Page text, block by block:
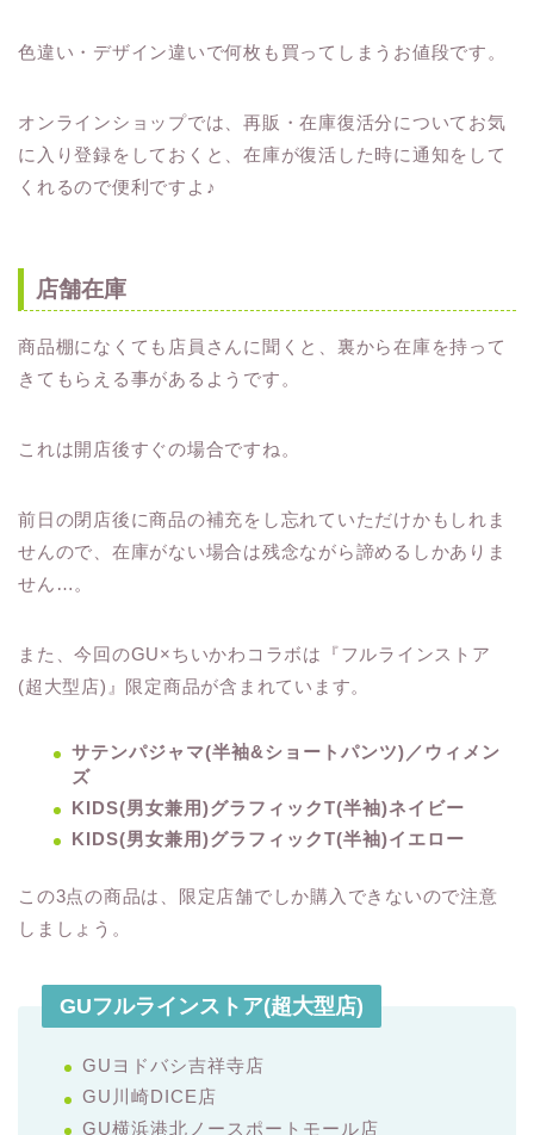
色違い・デザイン違いで何枚も買ってしまうお値段です。
オンラインショップでは、再販・在庫復活分についてお気
に入り登録をしておくと、在庫が復活した時に通知をして
くれるので便利ですよ♪
店舗在庫
商品棚になくても店員さんに聞くと、裏から在庫を持って
きてもらえる事があるようです。
これは開店後すぐの場合ですね。
前日の閉店後に商品の補充をし忘れていただけかもしれま
せんので、在庫がない場合は残念ながら諦めるしかありま
せん…。
また、今回のGU×ちいかわコラボは『フルラインストア
(超大型店)』限定商品が含まれています。
サテンパジャマ(半袖&ショートパンツ)／ウィメン
ズ
KIDS(男女兼用)グラフィックT(半袖)ネイビー
KIDS(男女兼用)グラフィックT(半袖)イエロー
この3点の商品は、限定店舗でしか購入できないので注意
しましょう。
GUフルラインストア(超大型店)
GUヨドバシ吉祥寺店
GU川崎DICE店
GU横浜港北ノースポートモール店